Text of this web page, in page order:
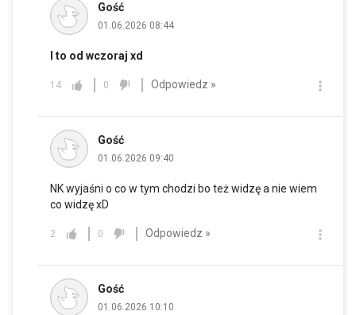
Gość
01.06.2026 08:44
I to od wczoraj xd
14 0 Odpowiedz »
Gość
01.06.2026 09:40
NK wyjaśni o co w tym chodzi bo też widzę a nie wiem
co widzę xD
2 0 Odpowiedz »
Gość
01.06.2026 10:10